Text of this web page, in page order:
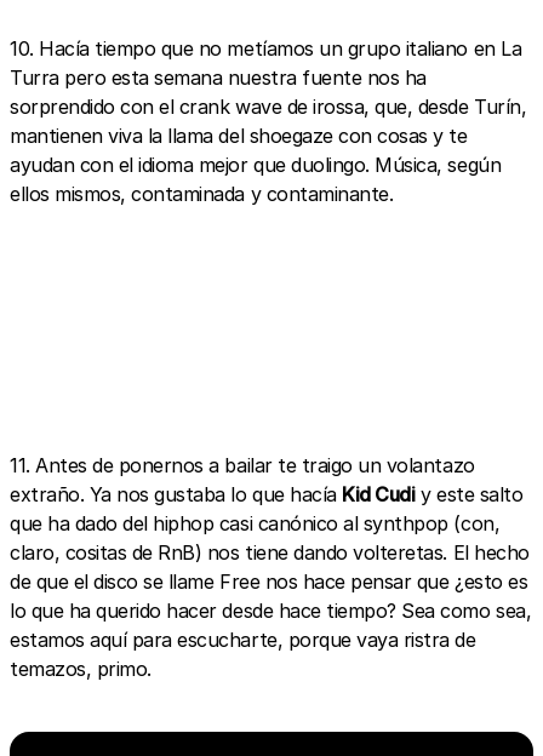
10. Hacía tiempo que no metíamos un grupo italiano en La
Turra pero esta semana nuestra fuente nos ha
sorprendido con el crank wave de irossa, que, desde Turín,
mantienen viva la llama del shoegaze con cosas y te
ayudan con el idioma mejor que duolingo. Música, según
ellos mismos, contaminada y contaminante.
11. Antes de ponernos a bailar te traigo un volantazo
extraño. Ya nos gustaba lo que hacía Kid Cudiy este salto
que ha dado del hiphop casi canónico al synthpop (con,
claro, cositas de RnB) nos tiene dando volteretas. El hecho
de que el disco se llame Free nos hace pensar que ¿esto es
lo que ha querido hacer desde hace tiempo? Sea como sea,
estamos aquí para escucharte, porque vaya ristra de
temazos, primo.